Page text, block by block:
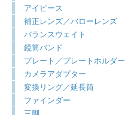
アイピース
補正レンズ／バローレンズ
バランスウェイト
鏡筒バンド
プレート／プレートホルダー
カメラアダプター
変換リング／延長筒
ファインダー